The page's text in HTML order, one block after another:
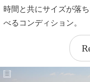
時間と共にサイズが落
べるコンディション。